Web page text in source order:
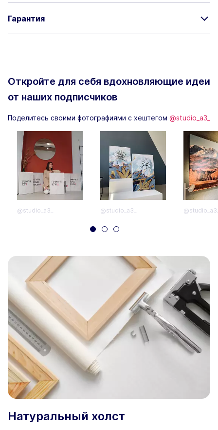
Гарантия
Откройте для себя вдохновляющие идеи
от наших подписчиков
Поделитесь своими фотографиями с хештегом @studio_a3_
@studio_a3_ @studio_a3_
Натуральный холст